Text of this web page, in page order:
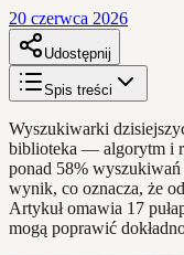
20 czerwca 2026
Udostępnij
Spis treści
Wyszukiwarki
biblioteka — algorytm i
ponad 58%
wynik, co oznacza, że
Artykuł omawia 17
mogą poprawić